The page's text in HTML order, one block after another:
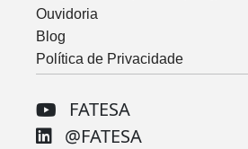
Ouvidoria
Blog
Política de Privacidade
FATESA
@FATESA